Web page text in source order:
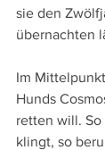
sie den
übernachten
Im
Hunds
retten will.
klingt, so